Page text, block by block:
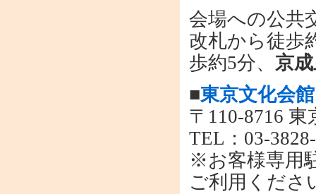
会場への公共
改札から徒歩
歩約5分、 京
■東京文化会
〒110-8716
TEL：03-
※お客様専用
ご利用くださ